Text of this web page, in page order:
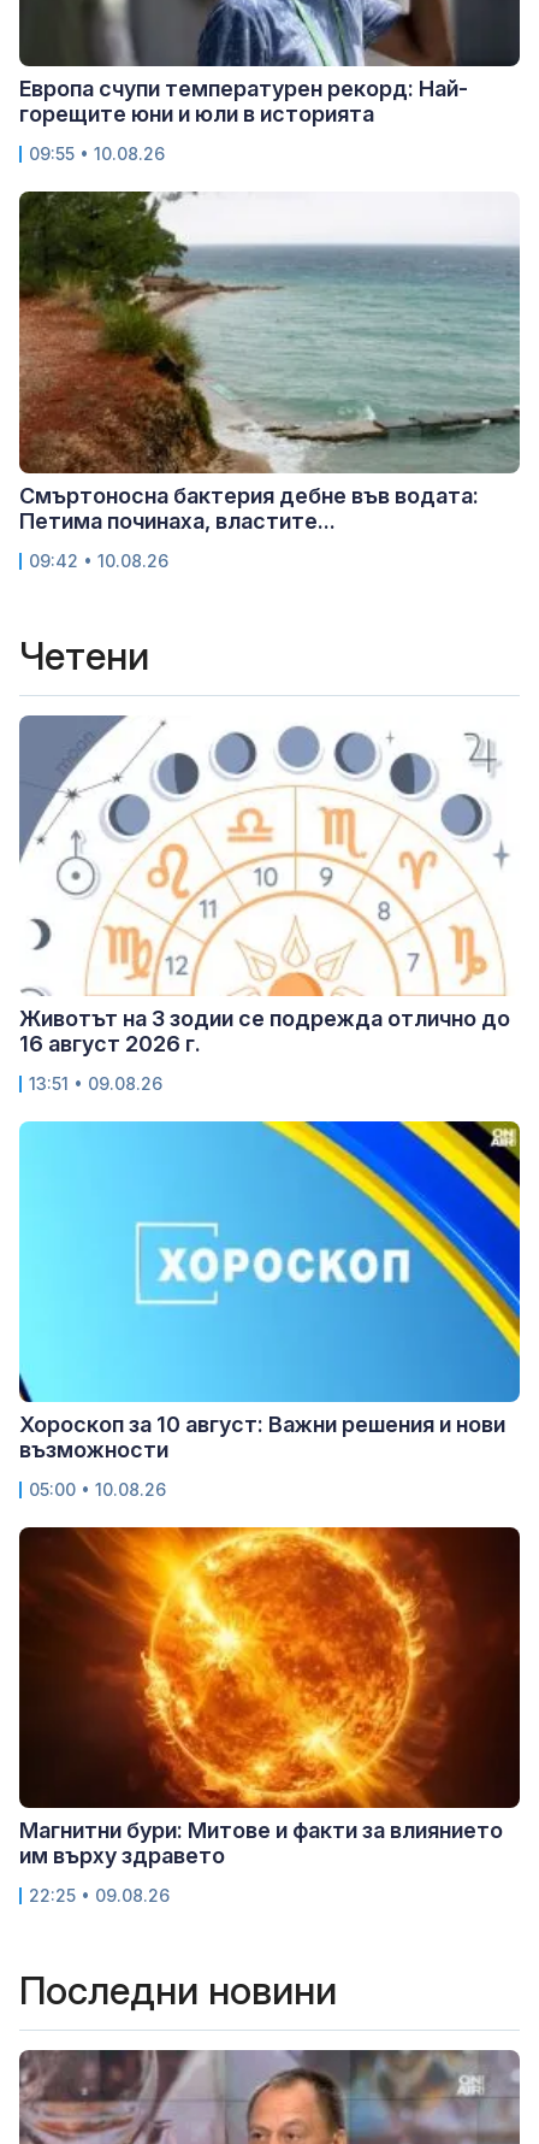
Европа счупи температурен рекорд: Най-
горещите юни и юли в историята
09:55 • 10.08.26
Смъртоносна бактерия дебне във водата:
Петима починаха, властите...
09:42 • 10.08.26
Четени
Животът на 3 зодии се подрежда отлично до
16 август 2026 г.
13:51 • 09.08.26
Хороскоп за 10 август: Важни решения и нови
възможности
05:00 • 10.08.26
Магнитни бури: Митове и факти за влиянието
им върху здравето
22:25 • 09.08.26
Последни новини